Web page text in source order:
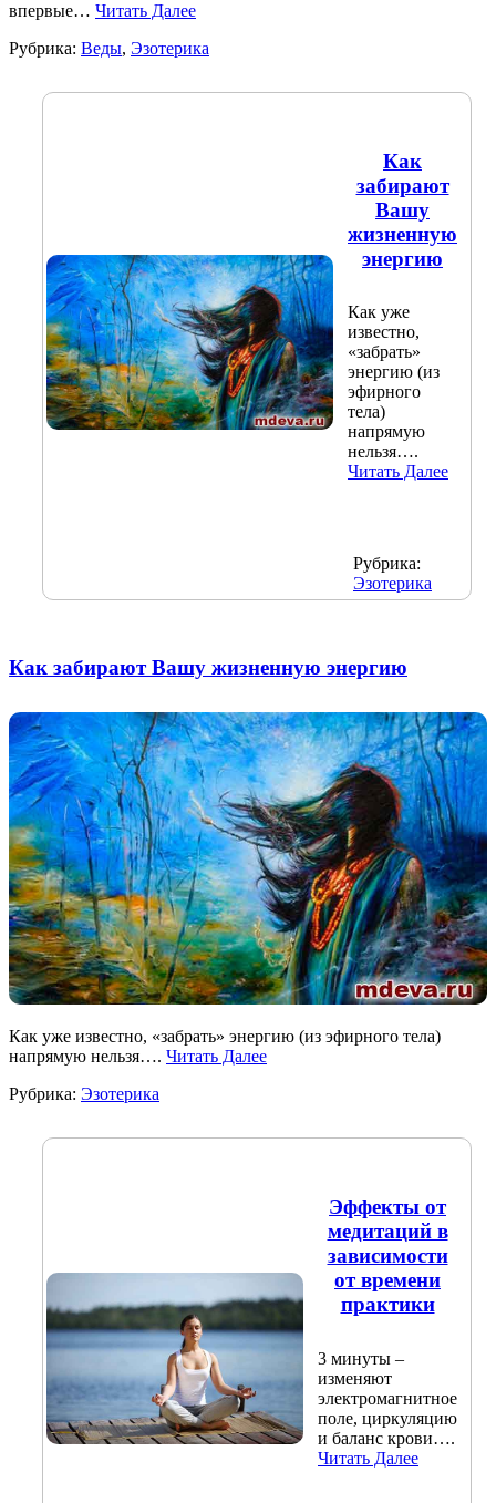
впервые… Читать Далее
Рубрика: Веды, Эзотерика
Как
забирают
Вашу
жизненную
энергию
Как уже
известно,
«забрать»
энергию (из
эфирного
тела)
напрямую
нельзя….
Читать Далее
Рубрика:
Эзотерика
Как забирают Вашу жизненную энергию
Как уже известно, «забрать» энергию (из эфирного тела)
напрямую нельзя…. Читать Далее
Рубрика: Эзотерика
Эффекты от
медитаций в
зависимости
от времени
практики
3 минуты –
изменяют
электромагнитное
поле, циркуляцию
и баланс крови….
Читать Далее